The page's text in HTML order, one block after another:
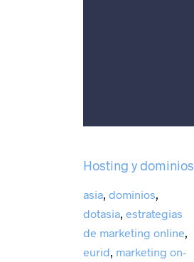
Hosting y dominios
asia, dominios,
dotasia, estrategias
de marketing online,
eurid, marketing on-